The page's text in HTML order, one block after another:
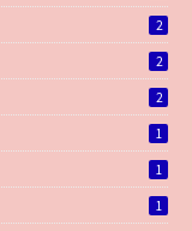
2
2
2
1
1
1